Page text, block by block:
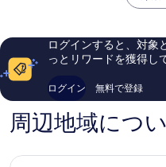
ミ
524
件
件
の
口
コ
ログインすると、対象
っとリワードを獲得し
ログイン 無料で登録
周辺地域につ